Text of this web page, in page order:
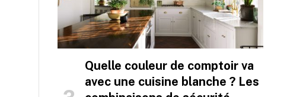
Quelle couleur de comptoir va
avec une cuisine blanche ? Les